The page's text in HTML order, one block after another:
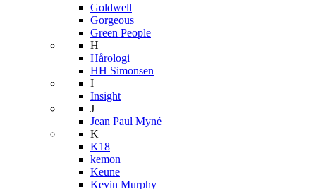
Goldwell
Gorgeous
Green People
H
Hårologi
HH Simonsen
I
Insight
J
Jean Paul Myné
K
K18
kemon
Keune
Kevin Murphy